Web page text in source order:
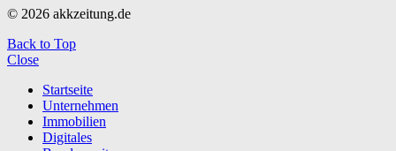
© 2026 akkzeitung.de
Back to Top
Close
Startseite
Unternehmen
Immobilien
Digitales